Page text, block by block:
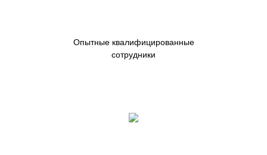
Опытные квалифицированные
сотрудники